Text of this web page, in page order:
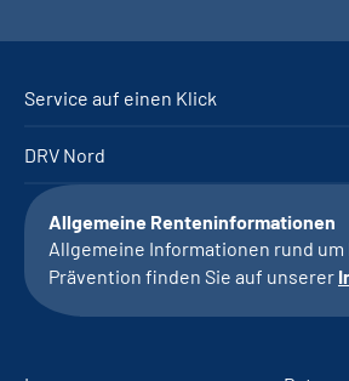
Service auf einen Klick
DRV Nord
Allgemeine Renteninformationen
Allgemeine Informationen rund um
Prävention finden Sie auf unserer